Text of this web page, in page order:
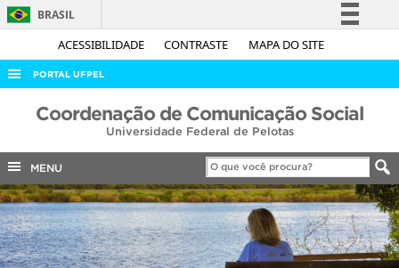
ACESSIBILIDADE CONTRASTE MAPA DO SITE
BRASIL
Simplifique!
Acesso à informação
Legislação
Canais
PORTAL UFPEL
ACESSO À INFORMAÇÃO
COBALTO
CONCURSOS
EDITAIS
INTERNACIONAL
Coordenação de Comunicação Social
Universidade Federal de Pelotas
MENU